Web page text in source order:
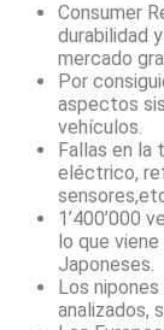
Consumer
durabilidad
mercado
Por
aspectos
vehículos.
Fallas en la
eléctrico,
1’400’000
lo que
Japoneses.
Los
analizados,